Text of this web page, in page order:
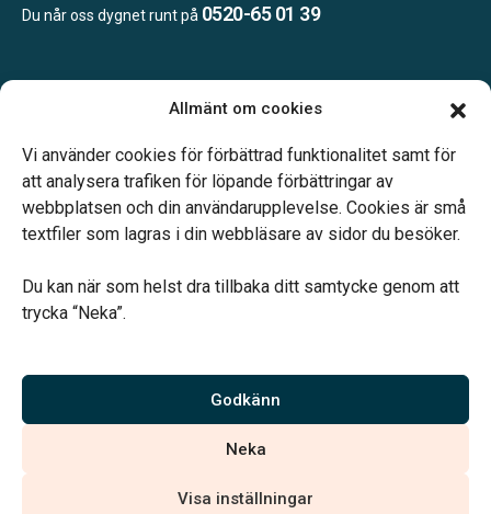
Allmänt om cookies
Vi använder cookies för förbättrad funktionalitet samt för
att analysera trafiken för löpande förbättringar av
webbplatsen och din användarupplevelse. Cookies är små
textfiler som lagras i din webbläsare av sidor du besöker.
Du kan när som helst dra tillbaka ditt samtycke genom att
trycka “Neka”.
Godkänn
Neka
Visa inställningar
Du når oss dygnet runt på 0520-65 01 39
Telefonjour dygnet runt.
Vårt systerbolag Verahill hjälper dig med familjejuridiken –
Vi är auktoriserade av Sveriges Begravningsbyråers Förbund och
har högt ställda krav på utbildning, kvalitet, miljö och arbetsmiljö.